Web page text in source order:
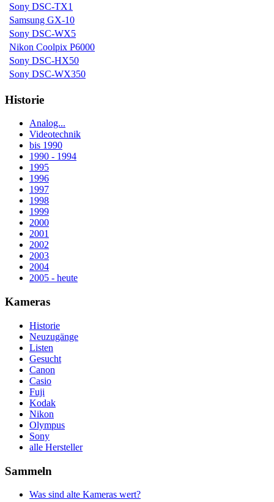
Sony DSC-TX1
Samsung GX-10
Sony DSC-WX5
Nikon Coolpix P6000
Sony DSC-HX50
Sony DSC-WX350
Historie
Analog...
Videotechnik
bis 1990
1990 - 1994
1995
1996
1997
1998
1999
2000
2001
2002
2003
2004
2005 - heute
Kameras
Historie
Neuzugänge
Listen
Gesucht
Canon
Casio
Fuji
Kodak
Nikon
Olympus
Sony
alle Hersteller
Sammeln
Was sind alte Kameras wert?